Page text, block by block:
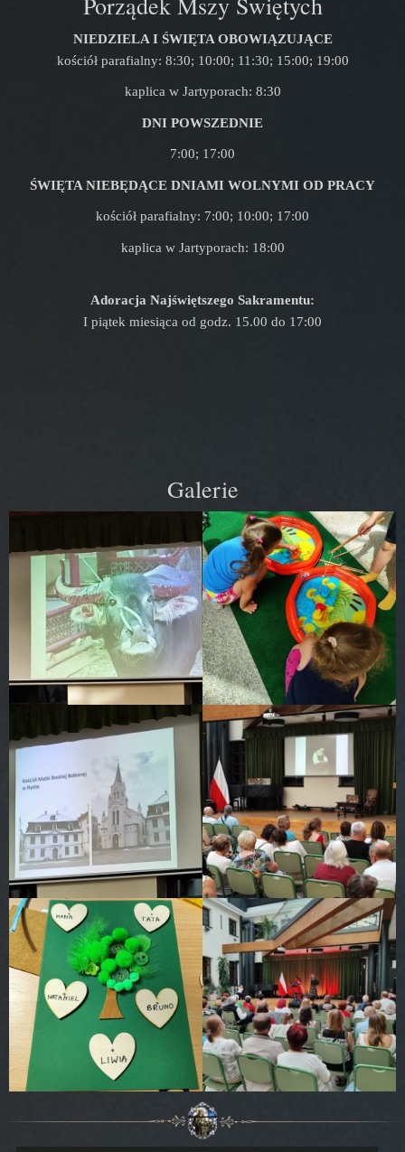
NIEDZIELA I ŚWIĘTA OBOWIĄZUJĄCE
kościół parafialny: 8:30; 10:00; 11:30; 15:00; 19:00
kaplica w Jartyporach: 8:30
DNI POWSZEDNIE
7:00; 17:00
ŚWIĘTA NIEBĘDĄCE DNIAMI WOLNYMI OD PRACY
kościół parafialny: 7:00; 10:00; 17:00
kaplica w Jartyporach: 18:00
Adoracja Najświętszego Sakramentu:
I piątek miesiąca od godz. 15.00 do 17:00
Galerie